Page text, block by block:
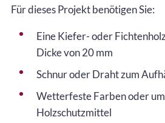
Für dieses Projekt benötigen Sie:
Eine Kiefer- oder
Dicke von 20 mm
Schnur oder Draht zum
Wetterfeste Farben oder
Holzschutzmittel